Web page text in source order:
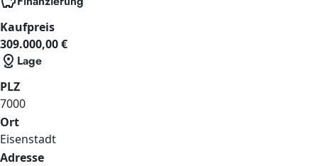
Kaufpreis
309.000,00 €
distance Lage
PLZ
7000
Ort
Eisenstadt
Adresse